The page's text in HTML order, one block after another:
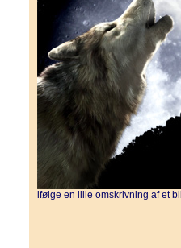
ifølge en lille omskrivning af et